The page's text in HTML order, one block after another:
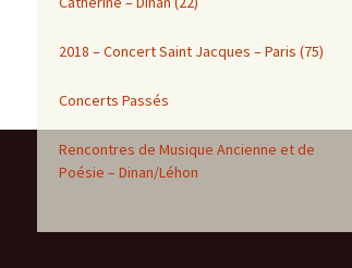
2018 – Concert Saint Jacques – Paris (75)
Concerts Passés
Rencontres de Musique Ancienne et de
Poésie – Dinan/Léhon